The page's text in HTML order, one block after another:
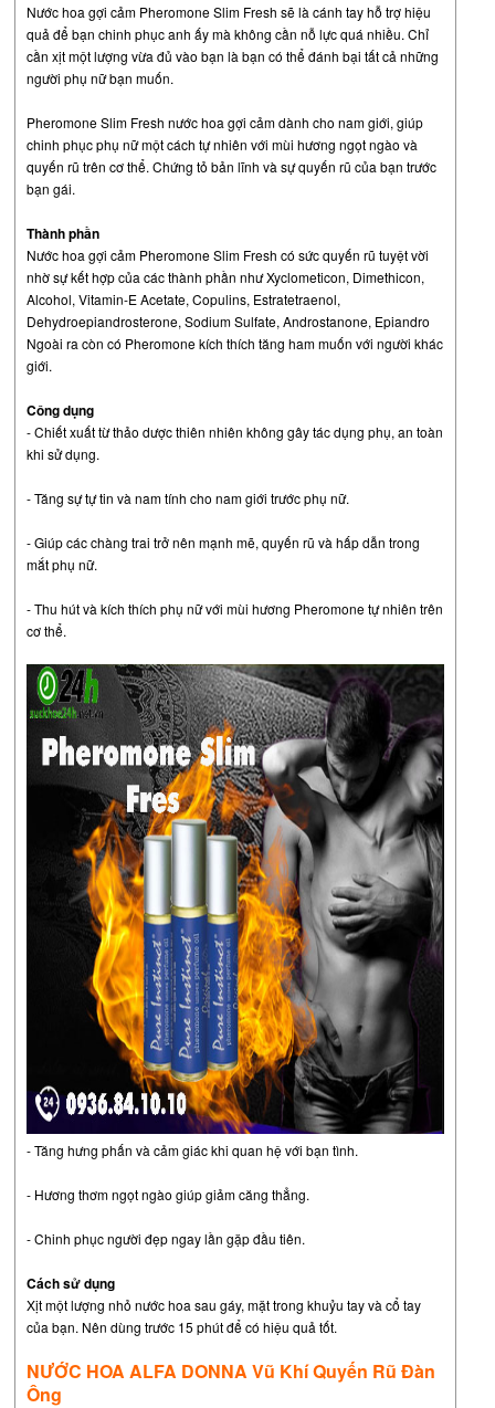
Nước hoa gợi cảm Pheromone Slim Fresh sẽ là cánh tay hỗ trợ hiệu
quả để bạn chinh phục anh ấy mà không cần nỗ lực quá nhiều. Chỉ
cần xịt một lượng vừa đủ vào bạn là bạn có thể đánh bại tất cả những
người phụ nữ bạn muốn.
Pheromone Slim Fresh nước hoa gợi cảm dành cho nam giới, giúp
chinh phục phụ nữ một cách tự nhiên với mùi hương ngọt ngào và
quyến rũ trên cơ thể. Chứng tỏ bản lĩnh và sự quyến rũ của bạn trước
bạn gái.
Thành phần
Nước hoa gợi cảm Pheromone Slim Fresh có sức quyến rũ tuyệt vời
nhờ sự kết hợp của các thành phần như Xyclometicon, Dimethicon,
Alcohol, Vitamin-E Acetate, Copulins, Estratetraenol,
Dehydroepiandrosterone, Sodium Sulfate, Androstanone, Epiandro
Ngoài ra còn có Pheromone kích thích tăng ham muốn với người khác
giới.
Công dụng
- Chiết xuất từ thảo dược thiên nhiên không gây tác dụng phụ, an toàn
khi sử dụng.
- Tăng sự tự tin và nam tính cho nam giới trước phụ nữ.
- Giúp các chàng trai trở nên mạnh mẽ, quyến rũ và hấp dẫn trong
mắt phụ nữ.
- Thu hút và kích thích phụ nữ với mùi hương Pheromone tự nhiên trên
cơ thể.
- Tăng hưng phấn và cảm giác khi quan hệ với bạn tình.
- Hương thơm ngọt ngào giúp giảm căng thẳng.
- Chinh phục người đẹp ngay lần gặp đầu tiên.
Cách sử dụng
Xịt một lượng nhỏ nước hoa sau gáy, mặt trong khuỷu tay và cổ tay
của bạn. Nên dùng trước 15 phút để có hiệu quả tốt.
NƯỚC HOA ALFA DONNA Vũ Khí Quyến Rũ Đàn
Ông